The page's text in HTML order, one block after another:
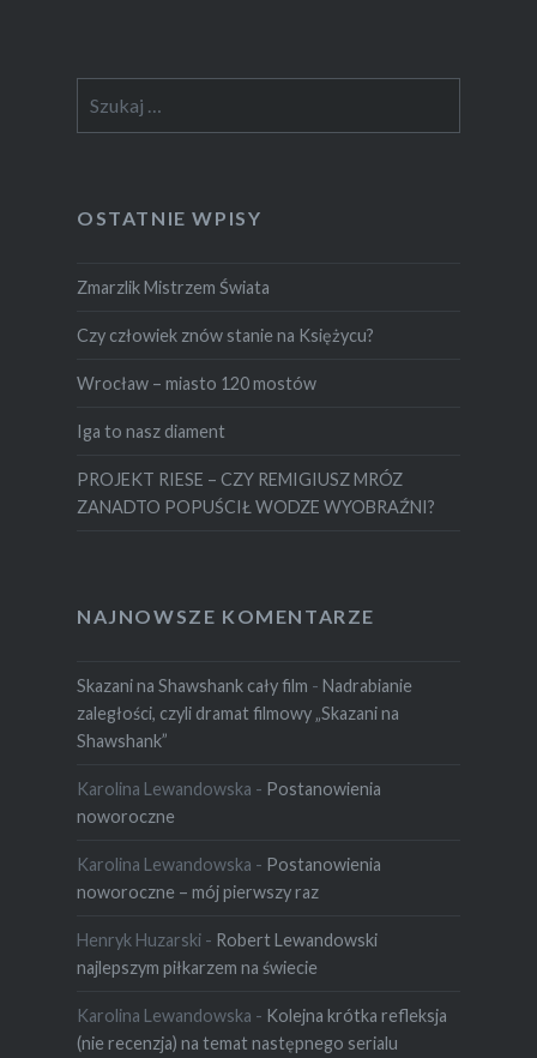
OSTATNIE WPISY
Zmarzlik Mistrzem Świata
Czy człowiek znów stanie na Księżycu?
Wrocław – miasto 120 mostów
Iga to nasz diament
PROJEKT RIESE – CZY REMIGIUSZ MRÓZ
ZANADTO POPUŚCIŁ WODZE WYOBRAŹNI?
NAJNOWSZE KOMENTARZE
Skazani na Shawshank cały film - Nadrabianie
zaległości, czyli dramat filmowy „Skazani na
Shawshank”
Karolina Lewandowska - Postanowienia
noworoczne
Karolina Lewandowska - Postanowienia
noworoczne – mój pierwszy raz
Henryk Huzarski- Robert Lewandowski
najlepszym piłkarzem na świecie
Karolina Lewandowska - Kolejna krótka refleksja
(nie recenzja) na temat następnego serialu